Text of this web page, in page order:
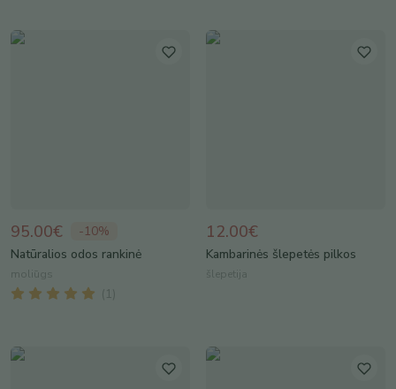
95.00€ -10%
Natūralios odos rankinė
moliūgs
( 1
12.00€
Kambarinės šlepetės pilkos
šlepetija